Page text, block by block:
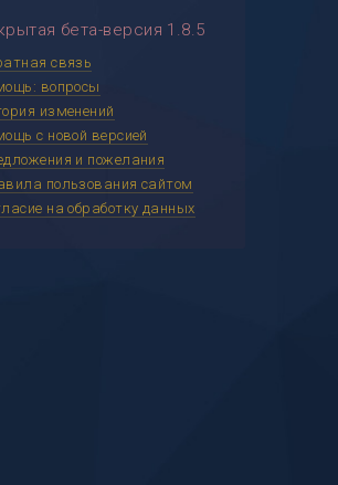
бета-версия 1.8.5
связь
вопросы
изменений
с новой версией
и пожелания
пользования сайтом
на обработку данных